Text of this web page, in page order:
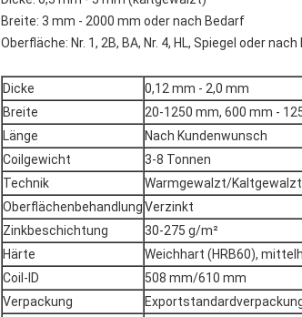
Breite: 3 mm - 2000 mm oder nach Bedarf
Oberfläche: Nr. 1, 2B, BA, Nr. 4, HL, Spiegel oder
Dicke
0,12 mm - 2,0 mm
Breite
20-1250 mm, 600 mm -
Länge
Nach Kundenwunsch
Coilgewicht
3-8 Tonnen
Technik
Warmgewalzt/Kaltgewalzt
OberflächenbehandlungVerzinkt
Zinkbeschichtung
30-275 g/m²
Härte
Weichhart (HRB60),
Coil-ID
508 mm/610 mm
Verpackung